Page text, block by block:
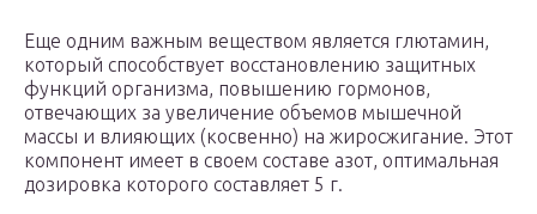
Еще одним важным веществом является глютамин,
который способствует восстановлению защитных
функций организма, повышению гормонов,
отвечающих за увеличение объемов мышечной
массы и влияющих (косвенно) на жиросжигание. Этот
компонент имеет в своем составе азот, оптимальная
дозировка которого составляет 5 г.